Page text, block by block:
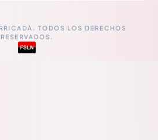
TODOS LOS DERECHOS
RESERVADOS.